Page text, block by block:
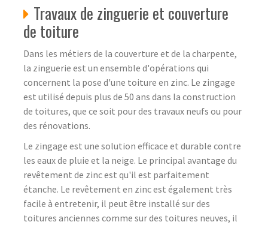
Travaux de zinguerie et couverture
de toiture
Dans les métiers de la couverture et de la charpente,
la zinguerie est un ensemble d'opérations qui
concernent la pose d'une toiture en zinc. Le zingage
est utilisé depuis plus de 50 ans dans la construction
de toitures, que ce soit pour des travaux neufs ou pour
des rénovations.
Le zingage est une solution efficace et durable contre
les eaux de pluie et la neige. Le principal avantage du
revêtement de zinc est qu'il est parfaitement
étanche. Le revêtement en zinc est également très
facile à entretenir, il peut être installé sur des
toitures anciennes comme sur des toitures neuves, il